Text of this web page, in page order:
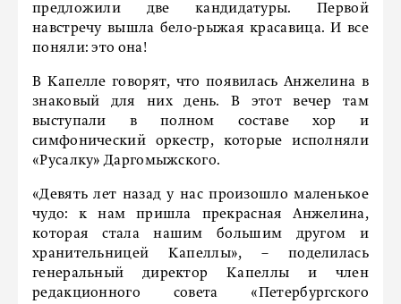
предложили две кандидатуры. Первой
навстречу вышла бело-рыжая красавица. И все
поняли: это она!
В Капелле говорят, что появилась Анжелина в
знаковый для них день. В этот вечер там
выступали в полном составе хор и
симфонический оркестр, которые исполняли
«Русалку» Даргомыжского.
«Девять лет назад у нас произошло маленькое
чудо: к нам пришла прекрасная Анжелина,
которая стала нашим большим другом и
хранительницей Капеллы», – поделилась
генеральный директор Капеллы и член
редакционного совета «Петербургского